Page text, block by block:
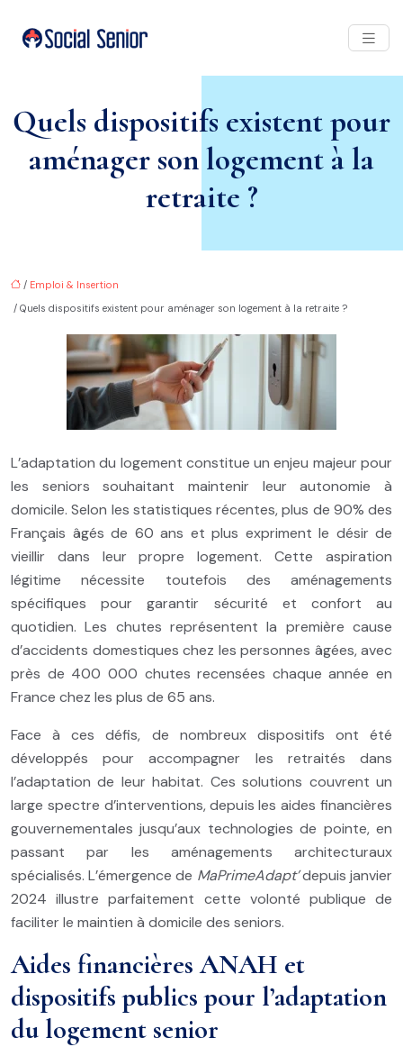
Quels dispositifs existent pour
aménager son logement à la
retraite ?
/ Emploi & Insertion
/ Quels dispositifs existent pour aménager son logement à la retraite ?
L’adaptation du logement constitue un enjeu majeur pour
les seniors souhaitant maintenir leur autonomie à
domicile. Selon les statistiques récentes, plus de 90% des
Français âgés de 60 ans et plus expriment le désir de
vieillir dans leur propre logement. Cette aspiration
légitime nécessite toutefois des aménagements
spécifiques pour garantir sécurité et confort au
quotidien. Les chutes représentent la première cause
d’accidents domestiques chez les personnes âgées, avec
près de 400 000 chutes recensées chaque année en
France chez les plus de 65 ans.
Face à ces défis, de nombreux dispositifs ont été
développés pour accompagner les retraités dans
l’adaptation de leur habitat. Ces solutions couvrent un
large spectre d’interventions, depuis les aides financières
gouvernementales jusqu’aux technologies de pointe, en
passant par les aménagements architecturaux
spécialisés. L’émergence de MaPrimeAdapt’depuis janvier
2024 illustre parfaitement cette volonté publique de
faciliter le maintien à domicile des seniors.
Aides financières ANAH et
dispositifs publics pour l’adaptation
du logement senior